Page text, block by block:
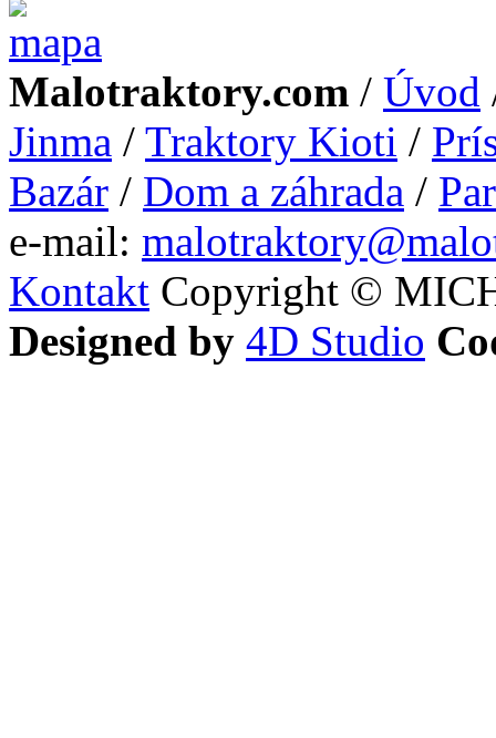
Malotraktory.com / Úvod
Jinma / Traktory Kioti /
Bazár / Dom a záhrada /
e-mail:
Kontakt Copyright ©
Designed by 4D Studio